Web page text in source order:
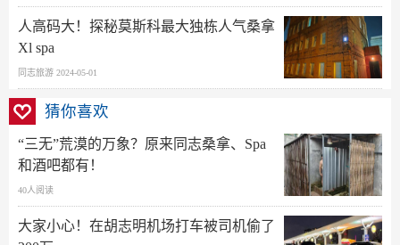
人高码大！探秘莫斯科最大独栋人气桑拿
Xl spa
同志旅游 2024-05-01
猜你喜欢
“三无”荒漠的万象？原来同志桑拿、Spa
和酒吧都有！
40人阅读
大家小心！在胡志明机场打车被司机偷了